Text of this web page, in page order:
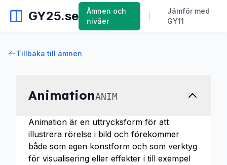
GY25.se
Ämnen och
nivåer
Jämför med
GY11
Tillbaka till ämnen
AnimationANIM
Animation är en uttrycksform för att
illustrera rörelse i bild och förekommer
både som egen konstform och som verktyg
för visualisering eller effekter i till exempel